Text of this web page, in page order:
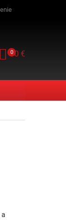
NÁKUPNÝ
0 €
0